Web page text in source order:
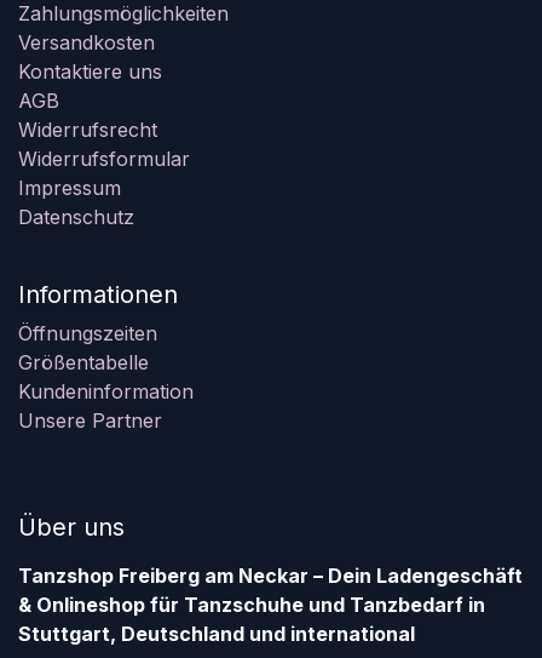
Zahlungsmöglichkeiten
Versandkosten
Kontaktiere uns
AGB
Widerrufsrecht
Widerrufsformular
Impressum
Datenschutz
Informationen
Öffnungszeiten
Größentabelle
Kundeninformation
Unsere Partner
Über uns
Tanzshop Freiberg am Neckar – Dein Ladengeschäft
& Onlineshop für Tanzschuhe und Tanzbedarf in
Stuttgart, Deutschland und international